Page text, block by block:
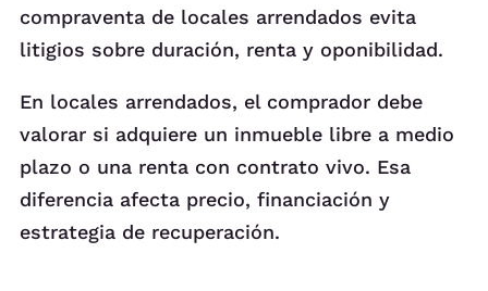
compraventa de locales arrendados evita
litigios sobre duración, renta y oponibilidad.
En locales arrendados, el comprador debe
valorar si adquiere un inmueble libre a medio
plazo o una renta con contrato vivo. Esa
diferencia afecta precio, financiación y
estrategia de recuperación.